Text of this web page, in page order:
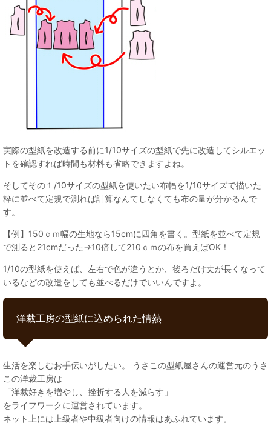
実際の型紙を改造する前に1/10サイズの型紙で先に改造してシルエッ
トを確認すれば時間も材料も省略できますよね。
そしてその１/10サイズの型紙を使いたい布幅を1/10サイズで描いた
枠に並べて定規で測れば計算なんてしなくても布の量が分かるんで
す。
【例】150ｃｍ幅の生地なら15cmに四角を書く。型紙を並べて定規
で測ると21cmだった→10倍して210ｃｍの布を買えばOK！
1/10の型紙を使えば、左右で色が違うとか、後ろだけ丈が長くなって
いるなどの改造をしても並べるだけでいいんですよ。
洋裁工房の型紙に込められた情熱
生活を楽しむお手伝いがしたい。 うさこの型紙屋さんの運営元のうさ
この洋裁工房は
「洋裁好きを増やし、挫折する人を減らす」
をライフワークに運営されています。
ネット上には上級者や中級者向けの情報はあふれています。